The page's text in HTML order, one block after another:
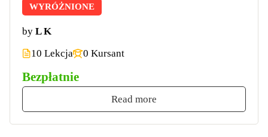
WYRÓŻNIONE
by L K
10 Lekcja
0 Kursant
Bezpłatnie
Read more